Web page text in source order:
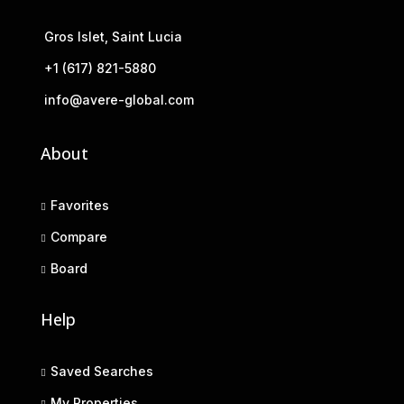
Gros Islet, Saint Lucia
+1 (617) 821-5880
info@avere-global.com
About
Favorites
Compare
Board
Help
Saved Searches